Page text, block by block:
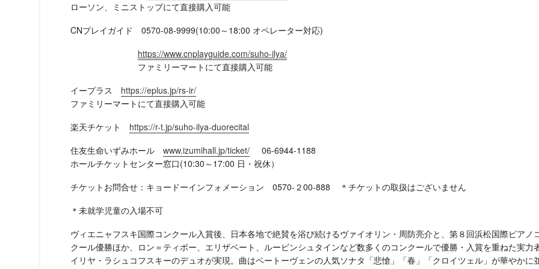
ローソン、ミニストップにて直接購入可能
CNプレイガイド 0570-08-9999(10:00～18:00 オペレーター対応)
https://www.cnplayguide.com/suho-ilya/
ファミリーマートにて直接購入可能
イープラス https://eplus.jp/rs-ir/
ファミリーマートにて直接購入可能
楽天チケット https://r-t.jp/suho-ilya-duorecital
住友生命いずみホール www.izumihall.jp/ticket/ 06-6944-1188
ホールチケットセンター窓口(10:30～17:00 日・祝休）
チケットお問合せ：キョードーインフォメーション 0570-２00-888 ＊チケットの取扱はございません
＊未就学児童の入場不可
ヴィエニャフスキ国際コンクール入賞後、日本各地で絶賛を浴び続けるヴァイオリン・周防亮介と、第８回浜松国際ピアノ
クール優勝ほか、ロン＝ティボー、エリザベート、ルービンシュタインなど数多くのコンクールで優勝・入賞を重ねた実力者
イリヤ・ラシュコフスキーのデュオが実現。曲はベートーヴェンの人気ソナタ「悲愴」「春」「クロイツェル」が華やかに